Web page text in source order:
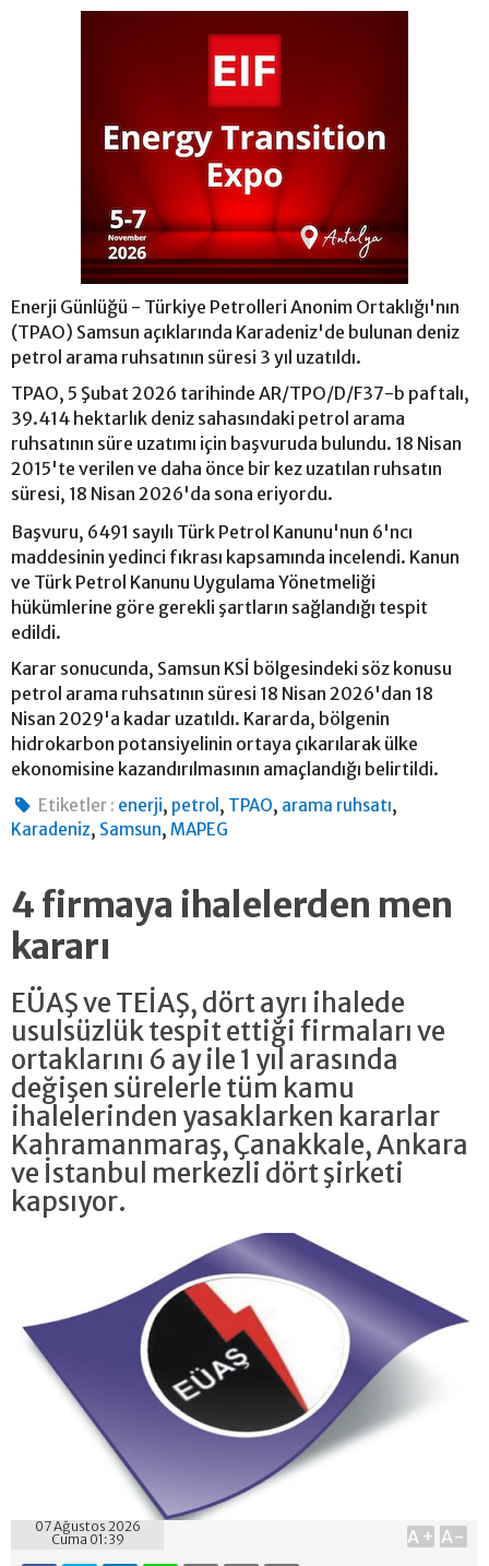
Enerji Günlüğü - Türkiye Petrolleri Anonim Ortaklığı'nın
(TPAO) Samsun açıklarında Karadeniz'de bulunan deniz
petrol arama ruhsatının süresi 3 yıl uzatıldı.
TPAO, 5 Şubat 2026 tarihinde AR/TPO/D/F37-b paftalı,
39.414 hektarlık deniz sahasındaki petrol arama
ruhsatının süre uzatımı için başvuruda bulundu. 18 Nisan
2015'te verilen ve daha önce bir kez uzatılan ruhsatın
süresi, 18 Nisan 2026'da sona eriyordu.
Başvuru, 6491 sayılı Türk Petrol Kanunu'nun 6'ncı
maddesinin yedinci fıkrası kapsamında incelendi. Kanun
ve Türk Petrol Kanunu Uygulama Yönetmeliği
hükümlerine göre gerekli şartların sağlandığı tespit
edildi.
Karar sonucunda, Samsun KSİ bölgesindeki söz konusu
petrol arama ruhsatının süresi 18 Nisan 2026'dan 18
Nisan 2029'a kadar uzatıldı. Kararda, bölgenin
hidrokarbon potansiyelinin ortaya çıkarılarak ülke
ekonomisine kazandırılmasının amaçlandığı belirtildi.
Etiketler : enerji, petrol , TPAO, arama ruhsatı,
Karadeniz, Samsun, MAPEG
4 firmaya ihalelerden men
kararı
EÜAŞ ve TEİAŞ, dört ayrı ihalede
usulsüzlük tespit ettiği firmaları ve
ortaklarını 6 ay ile 1 yıl arasında
değişen sürelerle tüm kamu
ihalelerinden yasaklarken kararlar
Kahramanmaraş, Çanakkale, Ankara
ve İstanbul merkezli dört şirketi
kapsıyor.
07 Ağustos 2026
Cuma 01:39
A+ A-